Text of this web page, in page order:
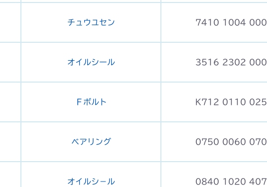
チュウユセン 7410 1004 000
オイルシール 3516 2302 000
Ｆボルト K712 0110 025
ベアリング 0750 0060 070
オイルシ－ル 0840 1020 407